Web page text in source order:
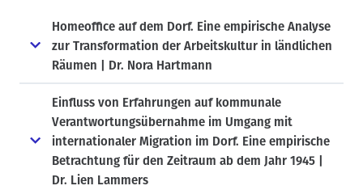
Interaktionen zwischen bestehender und szenarischer
Digitalisierung und Wirtschaftsaktivitäten in ländlichen
Kommunen fehlen in der Literatur.
In der Promotion soll daher insbesondere die Frage
beantwortet werden, welchen Stellenwert die Digitalisierung
als Treiber der wirtschaftlichen Entwicklung für
Wirtschaftsstandorte im ländlichen Raum schon hat bzw.
zukünftig haben wird. Es sollen verschiedene Branchen und
Unternehmensgrößen (kleinst-, kleine sowie mittlere
Homeoffice auf dem Dorf. Eine empirische Analyse
zur Transformation der Arbeitskultur in ländlichen
Räumen | Dr. Nora Hartmann
Einfluss von Erfahrungen auf kommunale
Verantwortungsübernahme im Umgang mit
internationaler Migration im Dorf. Eine empirische
Betrachtung für den Zeitraum ab dem Jahr 1945 |
Dr. Lien Lammers